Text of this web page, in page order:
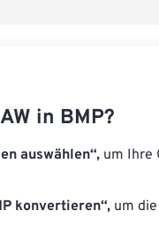
in BMP?
auswählen“, um Ihre
konvertieren“, um